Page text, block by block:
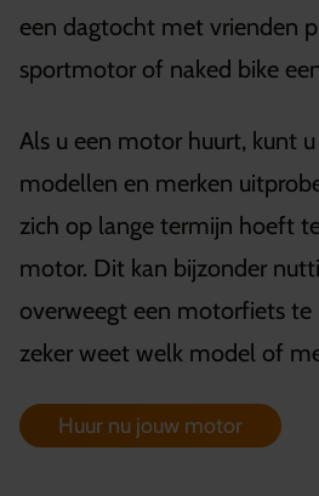
een dagtocht met vrienden
sportmotor of naked bike
Als u een motor huurt, kunt
modellen en merken
zich op lange termijn hoeft
motor. Dit kan bijzonder
overweegt een motorfiets te
zeker weet welk model of
Huur nu jouw motor